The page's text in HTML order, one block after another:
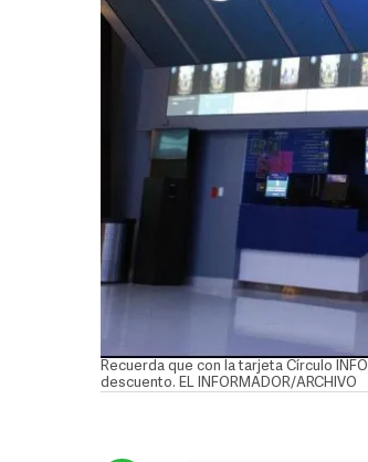
Recuerda que con la tarjeta Círculo
descuento. EL INFORMADOR/ARCHIVO